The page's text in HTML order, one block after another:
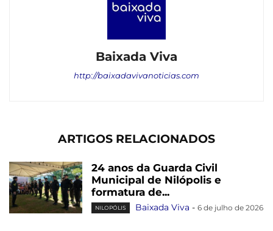
Baixada Viva
http://baixadavivanoticias.com
ARTIGOS RELACIONADOS
24 anos da Guarda Civil
Municipal de Nilópolis e
formatura de...
NILOPÓLIS Baixada Viva - 6 de julho de 2026